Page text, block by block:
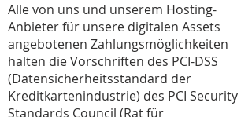
Alle von uns und unserem Hosting-
Anbieter für unsere digitalen Assets
angebotenen Zahlungsmöglichkeiten
halten die Vorschriften des PCI-DSS
(Datensicherheitsstandard der
Kreditkartenindustrie) des PCI Security
Standards Council (Rat für